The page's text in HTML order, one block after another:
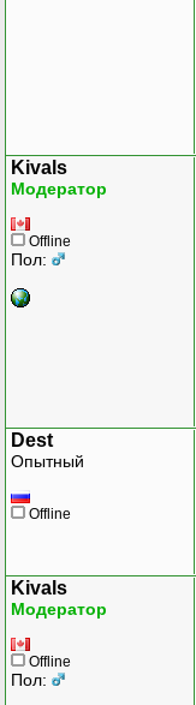
Kivals
Модератор
Offline
Пол:
Dest
Опытный
Offline
Kivals
Модератор
Offline
Пол: